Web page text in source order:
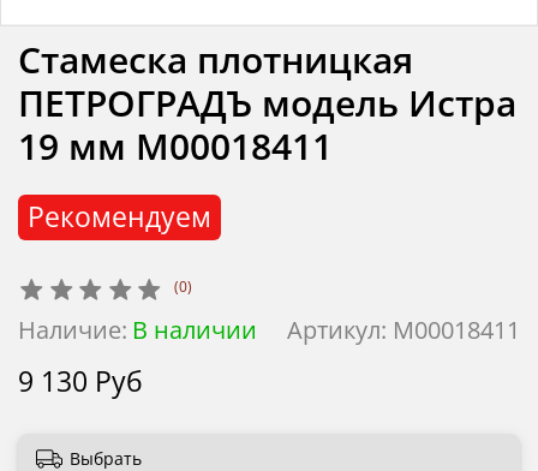
(0)
Артикул: М00018411
Наличие: В наличии
Рекомендуем
Стамеска плотницкая
ПЕТРОГРАДЪ модель Истра
19 мм М00018411
9 130 Руб
Выбрать